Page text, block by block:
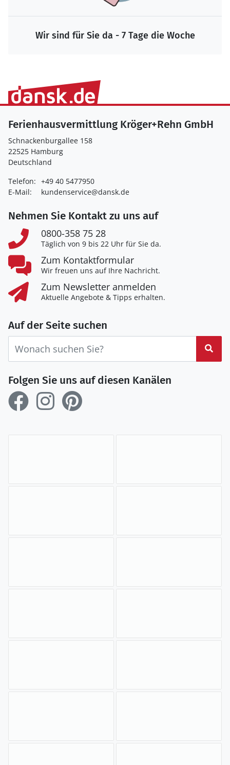
Wir sind für Sie da - 7 Tage die Woche
Ferienhausvermittlung Kröger+Rehn GmbH
Schnackenburgallee 158
22525 Hamburg
Deutschland
Telefon: +49 40 5477950
E-Mail:
kundenservice@dansk.de
Nehmen Sie Kontakt zu uns auf
0800-358 75 28
Täglich von 9 bis 22 Uhr für Sie da.
Zum Kontaktformular
Wir freuen uns auf Ihre Nachricht.
Zum Newsletter anmelden
Aktuelle Angebote & Tipps erhalten.
Auf der Seite suchen
Folgen Sie uns auf diesen Kanälen